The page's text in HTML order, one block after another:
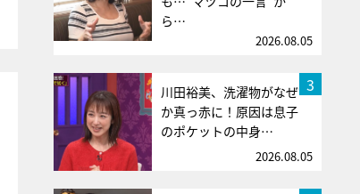
ら…
2026.08.05
3
川田裕美、洗濯物がなぜ
か真っ赤に！原因は息子
のポケットの中身…
2026.08.05